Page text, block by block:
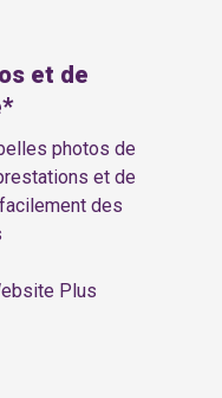
et de
photos de
et de
des
Plus